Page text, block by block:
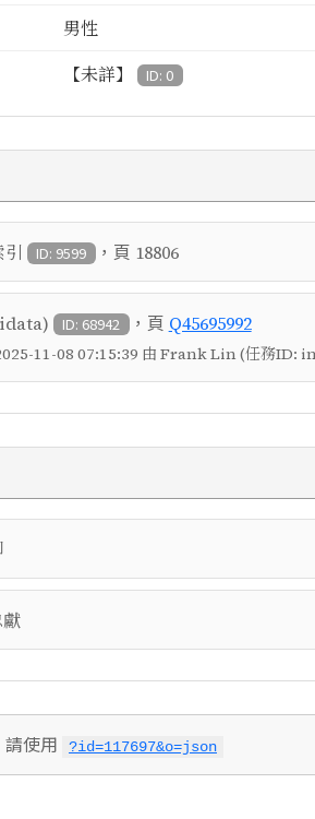
男性
【未詳】 ID: 0
引 ID: 9599 ，頁 18806
ID: 68942 ，頁 Q45695992
11-08 07:15:39 由 Frank Lin (任務ID:
請使用 ?id=117697&o=json